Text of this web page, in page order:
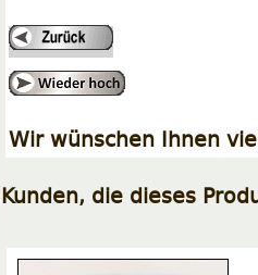
Wir wünschen Ihnen
Kunden, die dieses